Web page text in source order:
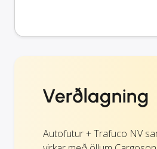
Verðlagning
Autofutur + Trafuco NV